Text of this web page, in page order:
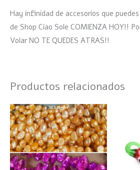
Hay infinidad de accesorios que
de Shop Ciao Sole COMIENZA HOY!!
Volar NO TE QUEDES ATRAS!!
Productos relacionados
Rango
de
precios:
desde
$155
hasta
$160
Este
producto
tiene
múltiples
variantes.